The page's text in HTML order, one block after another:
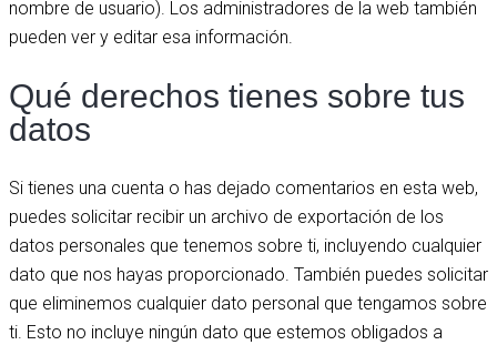
nombre de usuario). Los administradores de la web también
pueden ver y editar esa información.
Qué derechos tienes sobre tus
datos
Si tienes una cuenta o has dejado comentarios en esta web,
puedes solicitar recibir un archivo de exportación de los
datos personales que tenemos sobre ti, incluyendo cualquier
dato que nos hayas proporcionado. También puedes solicitar
que eliminemos cualquier dato personal que tengamos sobre
ti. Esto no incluye ningún dato que estemos obligados a